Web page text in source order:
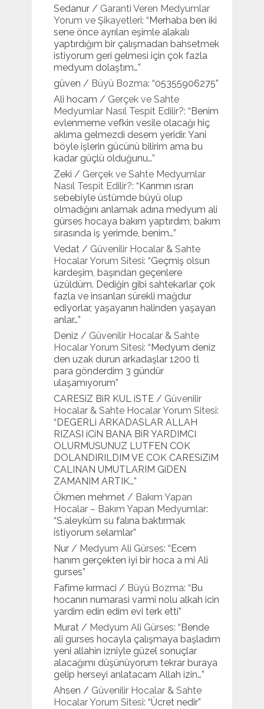
Sedanur/ Garanti Veren Medyumlar
Yorum ve Şikayetleri: “ Merhaba ben iki
sene önce ayrılan eşimle alakalı
yaptırdığım bir çalışmadan bahsetmek
istiyorum geri gelmesi için çok fazla
medyum dolaştım…”
güven / Büyü Bozma: “05355906275”
Ali hocam / Gerçek ve Sahte
Medyumlar Nasıl Tespit Edilir?: “ Benim
evlenmeme vefkin vesile olacağı hiç
aklıma gelmezdi desem yeridir. Yani
böyle işlerin gücünü bilirim ama bu
kadar güçlü olduğunu…”
Zeki / Gerçek ve Sahte Medyumlar
Nasıl Tespit Edilir?: “ Karımın ısrarı
sebebiyle üstümde büyü olup
olmadığını anlamak adına medyum ali
gürses hocaya bakım yaptırdım, bakım
sırasında iş yerimde, benim…”
Vedat/ Güvenilir Hocalar & Sahte
Hocalar Yorum Sitesi: “Geçmiş olsun
kardeşim, başından geçenlere
üzüldüm. Dediğin gibi sahtekarlar çok
fazla ve insanları sürekli mağdur
ediyorlar, yaşayanın halinden yaşayan
anlar…”
Deniz / Güvenilir Hocalar & Sahte
Hocalar Yorum Sitesi: “ Medyum deniz
den uzak durun arkadaşlar 1200 tl
para gönderdim 3 gündür
ulaşamıyorum”
CARESiZ BiR KUL iSTE/ Güvenilir
Hocalar & Sahte Hocalar Yorum Sitesi:
“ DEGERLi ARKADASLAR ALLAH
RIZASI iCiN BANA BiR YARDIMCI
OLURMUSUNUZ LUTFEN COK
DOLANDIRILDIM VE COK CARESiZiM
CALINAN UMUTLARIM GiDEN
ZAMANIM ARTIK…”
Ökmen mehmet/ Bakım Yapan
Hocalar – Bakım Yapan Medyumlar:
“S.aleyküm su falına baktırmak
istiyorum selamlar”
Nur/ Medyum Ali Gürses: “ Ecem
hanım gerçekten iyi bir hoca a mi Ali
gurses”
Fafime kırmaci / Büyü Bozma: “ Bu
hocanın numarasi varmi nolu alkah icin
yardim edin edim evi terk etti”
Murat/ Medyum Ali Gürses: “ Bende
ali gurses hocayla çalışmaya başladım
yeni allahin izniyle güzel sonuçlar
alacağımı düşünüyorum tekrar buraya
gelip herseyi anlatacam Allah izin…”
Ahsen / Güvenilir Hocalar & Sahte
Hocalar Yorum Sitesi: “Ücret nedir”